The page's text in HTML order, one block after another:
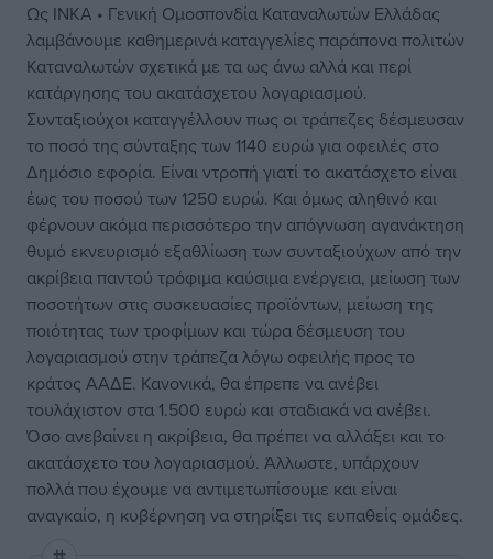
Ως ΙΝΚΑ • Γενική Ομοσπονδία Καταναλωτών Ελλάδας
λαμβάνουμε καθημερινά καταγγελίες παράπονα πολιτών
Καταναλωτών σχετικά με τα ως άνω αλλά και περί
κατάργησης του ακατάσχετου λογαριασμού.
Συνταξιούχοι καταγγέλλουν πως οι τράπεζες δέσμευσαν
το ποσό της σύνταξης των 1140 ευρώ για οφειλές στο
Δημόσιο εφορία. Είναι ντροπή γιατί το ακατάσχετο είναι
έως του ποσού των 1250 ευρώ. Και όμως αληθινό και
φέρνουν ακόμα περισσότερο την απόγνωση αγανάκτηση
θυμό εκνευρισμό εξαθλίωση των συνταξιούχων από την
ακρίβεια παντού τρόφιμα καύσιμα ενέργεια, μείωση των
ποσοτήτων στις συσκευασίες προϊόντων, μείωση της
ποιότητας των τροφίμων και τώρα δέσμευση του
λογαριασμού στην τράπεζα λόγω οφειλής προς το
κράτος ΑΑΔΕ. Κανονικά, θα έπρεπε να ανέβει
τουλάχιστον στα 1.500 ευρώ και σταδιακά να ανέβει.
Όσο ανεβαίνει η ακρίβεια, θα πρέπει να αλλάξει και το
ακατάσχετο του λογαριασμού. Άλλωστε, υπάρχουν
πολλά που έχουμε να αντιμετωπίσουμε και είναι
αναγκαίο, η κυβέρνηση να στηρίξει τις ευπαθείς ομάδες.